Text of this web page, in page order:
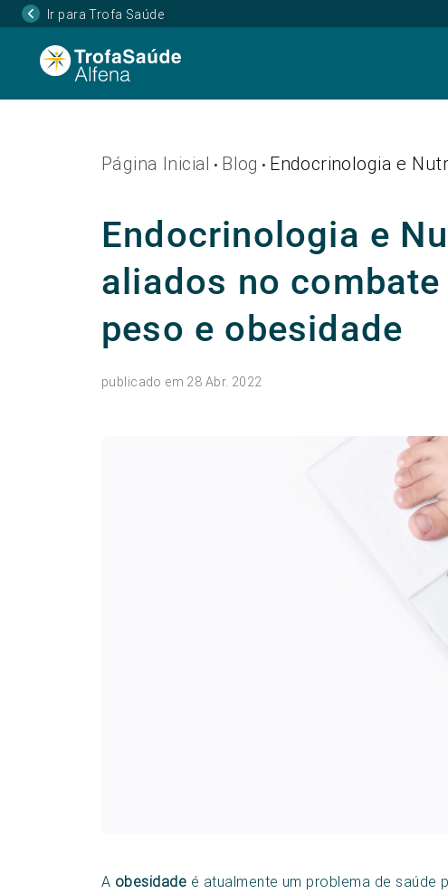
Ir para Trofa Saúde
Página Inicial • Blog • Endocrinologia e
Endocrinologia e
aliados no
peso e obesidade
publicado em 28 Abr. 2022
A obesidade é atualmente um problema de saúde